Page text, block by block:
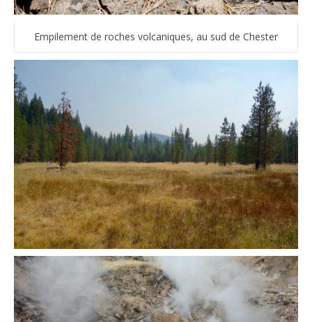
Empilement de roches volcaniques, au sud de Chester